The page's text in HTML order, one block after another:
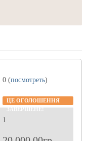
0 (посмотреть)
ЦЕ ОГОЛОШЕННЯ
ЗАВЕРШЕНЕ!
1